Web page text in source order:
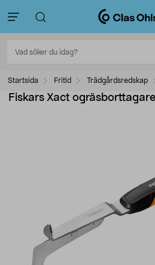
Startsida Fritid Trädgårdsredskap
Fiskars Xact